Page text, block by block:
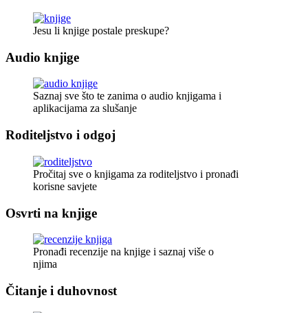
Jesu li knjige postale preskupe?
Audio knjige
Saznaj sve što te zanima o audio knjigama i
aplikacijama za slušanje
Roditeljstvo i odgoj
Pročitaj sve o knjigama za roditeljstvo i pronađi
korisne savjete
Osvrti na knjige
Pronađi recenzije na knjige i saznaj više o
njima
Čitanje i duhovnost